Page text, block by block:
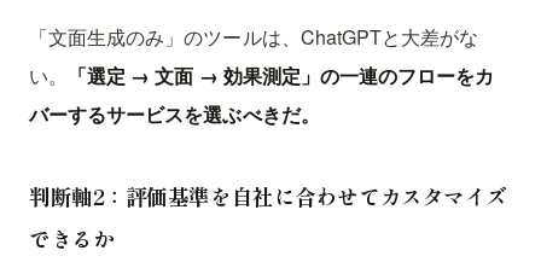
「文面生成のみ」のツールは、ChatGPTと大差がな
い。
「選定 → 文面 → 効果測定」の一連のフローをカ
バーするサービスを選ぶべきだ。
判断軸2：評価基準を自社に合わせてカスタマイズ
できるか